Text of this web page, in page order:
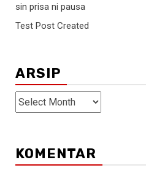
sin prisa ni pausa
Test Post Created
ARSIP
ARSIP
KOMENTAR